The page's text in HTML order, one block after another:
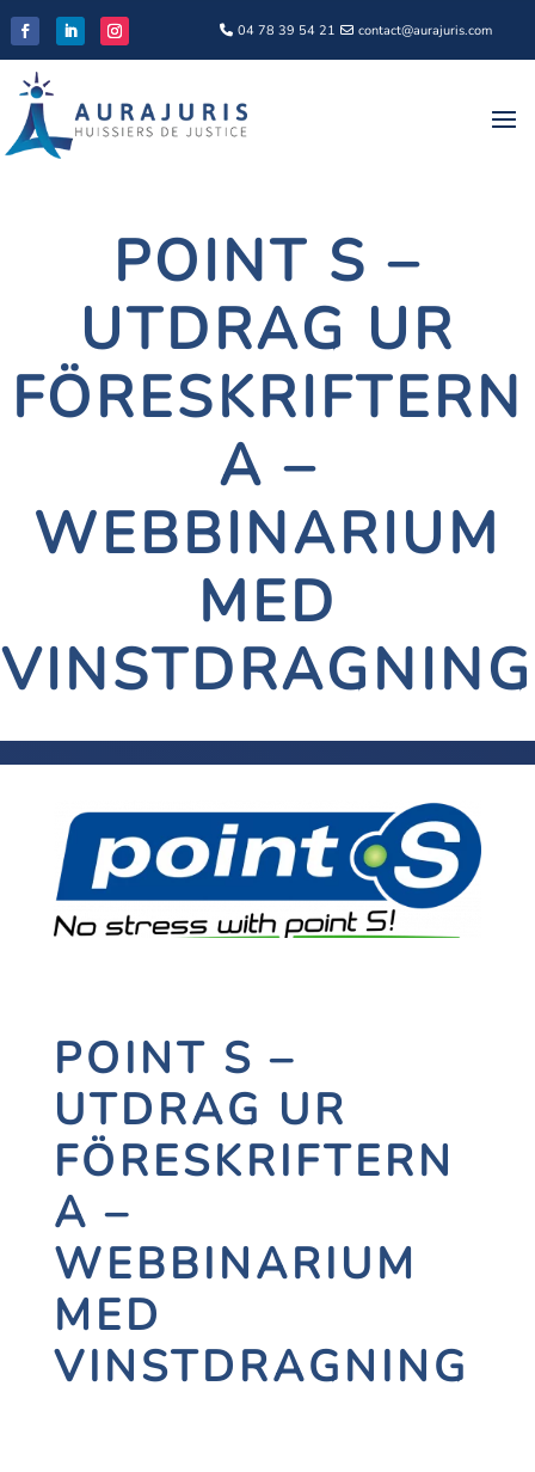
04 78 39 54 21 contact@aurajuris.com
POINT S –
UTDRAG UR
FÖRESKRIFTERN
A –
WEBBINARIUM
MED
VINSTDRAGNING
POINT S –
UTDRAG UR
FÖRESKRIFTERN
A –
WEBBINARIUM
MED
VINSTDRAGNING